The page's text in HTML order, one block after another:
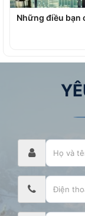
Những điều bạn